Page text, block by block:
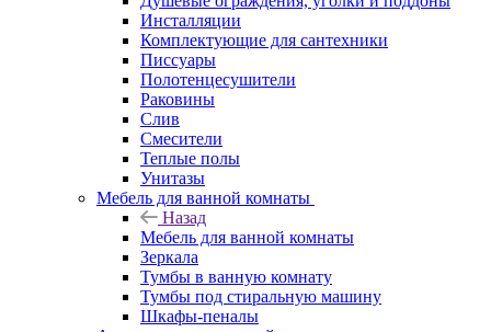
Инсталляции
Комплектующие для сантехники
Писсуары
Полотенцесушители
Раковины
Слив
Смесители
Теплые полы
Унитазы
Мебель для ванной комнаты
Назад
Мебель для ванной комнаты
Зеркала
Тумбы в ванную комнату
Тумбы под стиральную машину
Шкафы-пеналы